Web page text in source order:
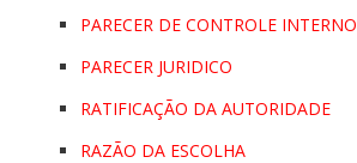
PARECER DE CONTROLE INTERNO
PARECER JURIDICO
RATIFICAÇÃO DA AUTORIDADE
RAZÃO DA ESCOLHA